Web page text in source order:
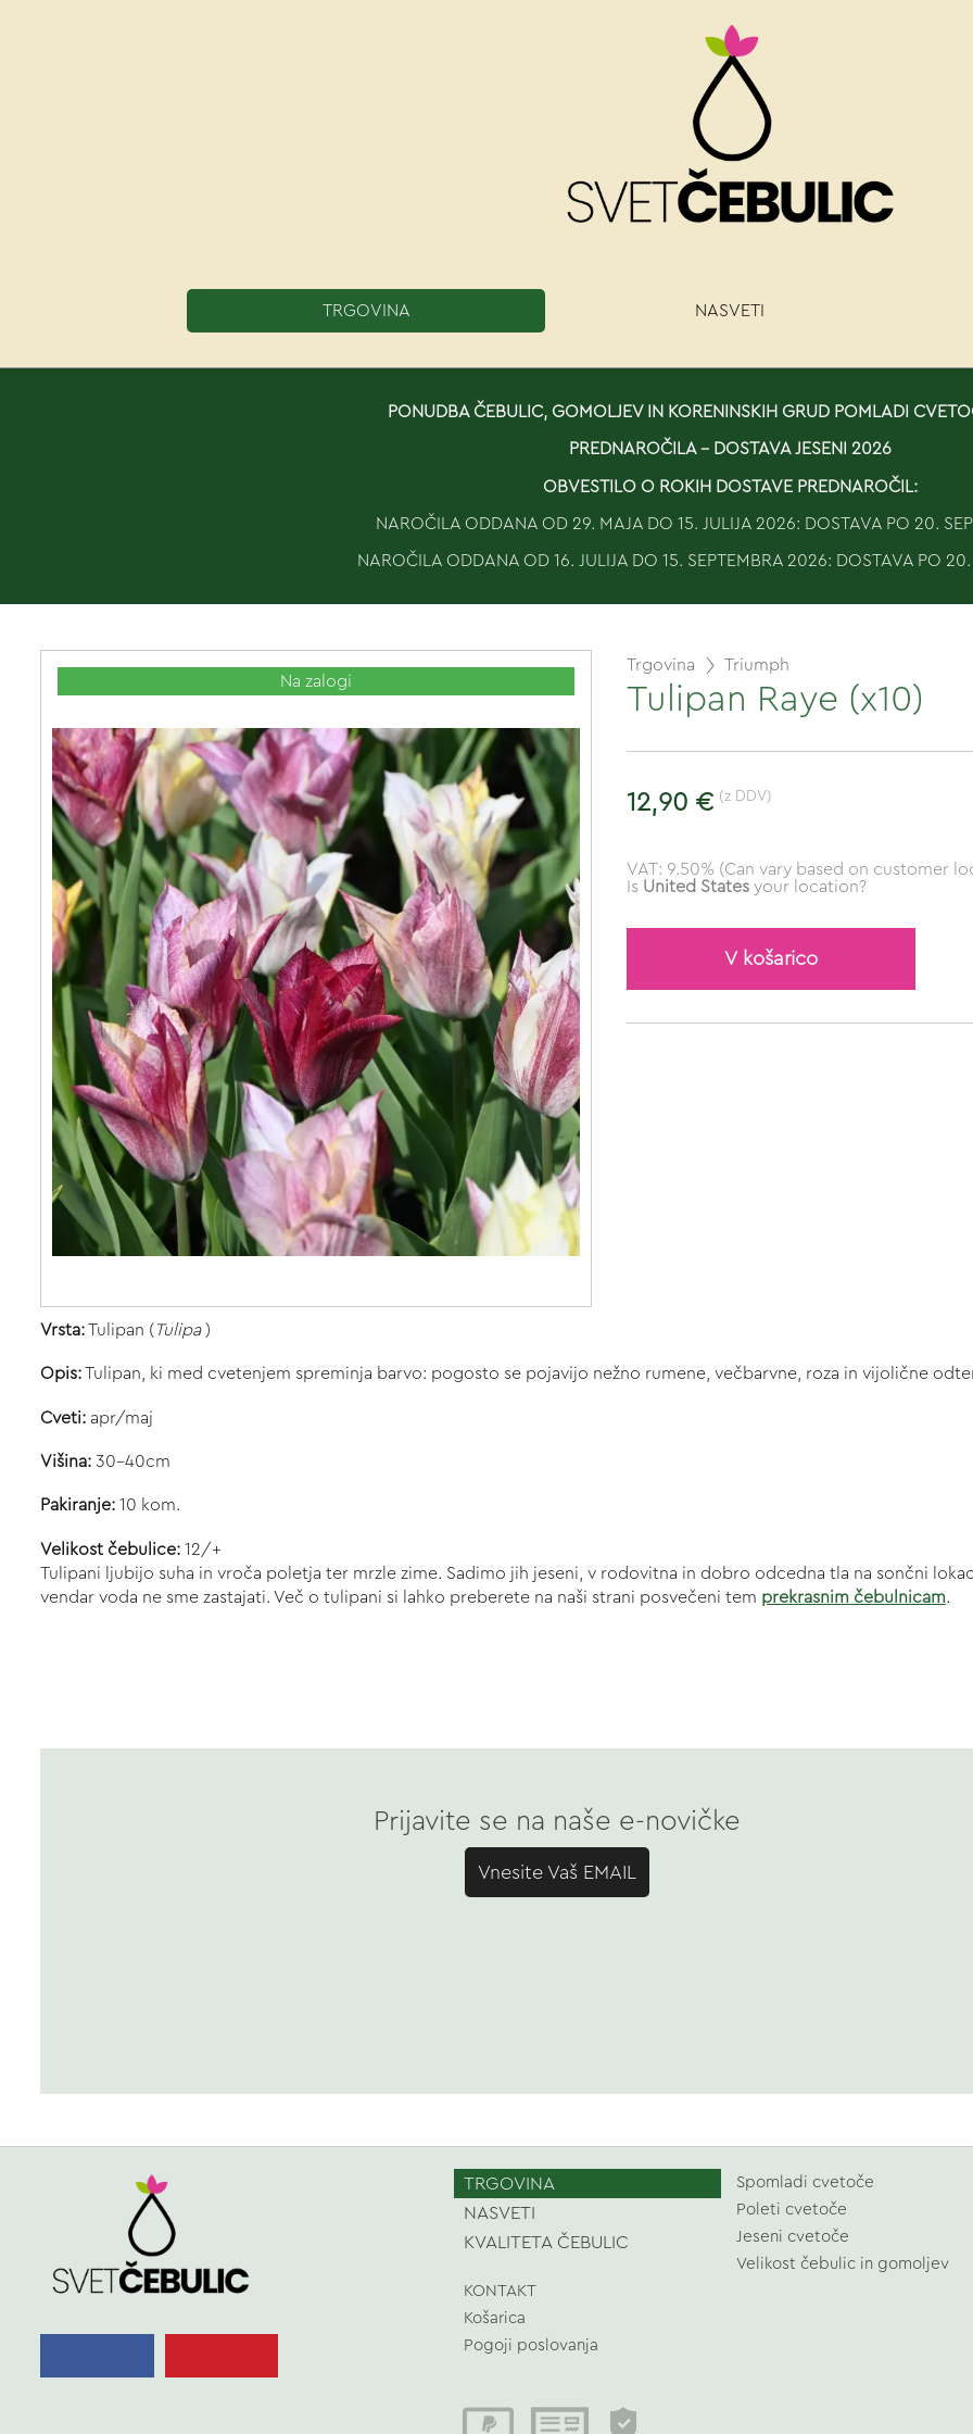
TRGOVINA NASVETI
PONUDBA ČEBULIC, GOMOLJEV IN KORENINSKIH GRUD POMLADI
PREDNAROČILA - DOSTAVA JESENI 2026
OBVESTILO O ROKIH DOSTAVE PREDNAROČIL:
NAROČILA ODDANA OD 29. MAJA DO 15. JULIJA 2026: DOSTAVA PO 20.
NAROČILA ODDANA OD 16. JULIJA DO 15. SEPTEMBRA 2026: DOSTAVA PO
Na zalogi
Trgovina Triumph
Tulipan Raye (x10)
12,90 € (z DDV)
VAT: 9.50% (Can vary based on customer
Is United States your location?
V košarico
Vrsta:Tulipan ( Tulipa)
Opis:Tulipan, ki med cvetenjem spreminja barvo: pogosto se pojavijo nežno rumene, večbarvne, roza in vijolične
Cveti: apr/maj
Višina: 30-40cm
Pakiranje: 10 kom.
Velikost čebulice: 12/+
Tulipani ljubijo suha in vroča poletja ter mrzle zime. Sadimo jih jeseni, v rodovitna in dobro odcedna tla na sončni
vendar voda ne sme zastajati. Več o tulipani si lahko preberete na naši strani posvečeni tem prekrasnim čebulnicam.
Prijavite se na naše e-novičke
Vnesite Vaš EMAIL
TRGOVINA
NASVETI
KVALITETA ČEBULIC
Spomladi cvetoče
Poleti cvetoče
Jeseni cvetoče
Velikost čebulic in gomoljev
KONTAKT
Košarica
Pogoji poslovanja